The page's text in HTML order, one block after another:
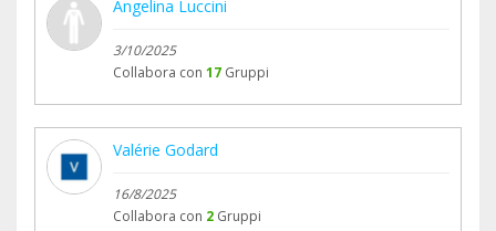
Angelina Luccini
3/10/2025
Collabora con 17 Gruppi
Valérie Godard
16/8/2025
Collabora con 2 Gruppi